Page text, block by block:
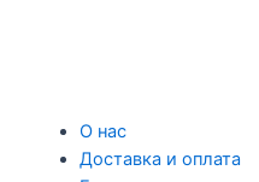
О нас
Доставка и оплата